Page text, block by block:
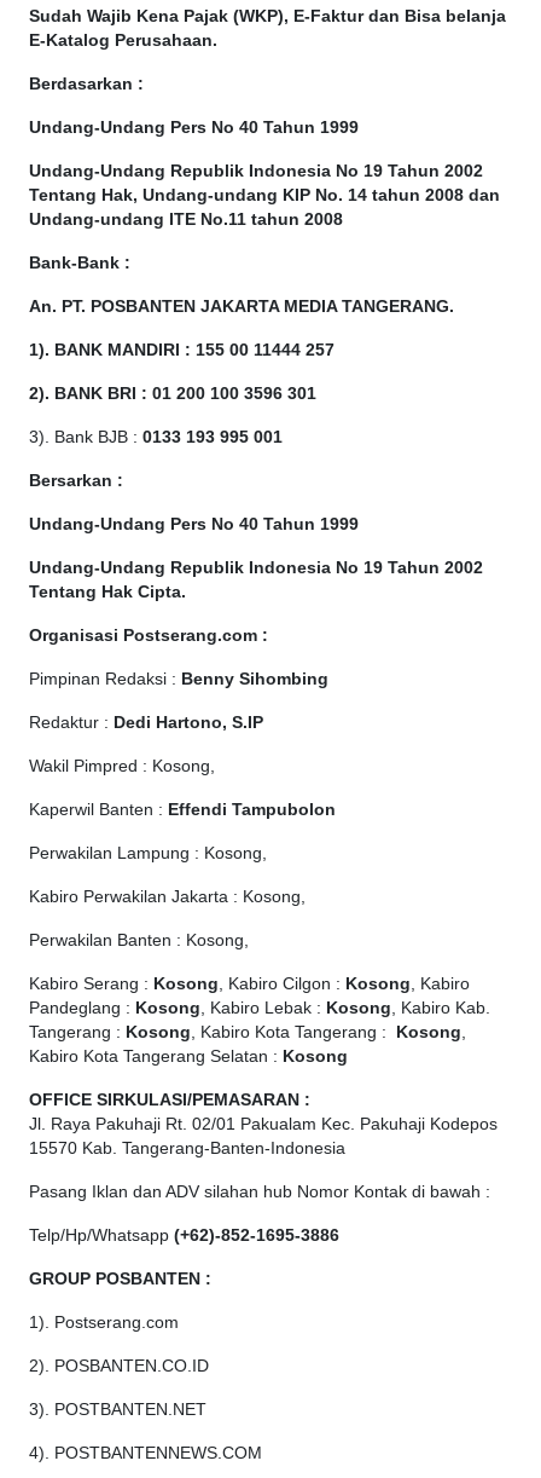
Sudah Wajib Kena Pajak (WKP), E-Faktur dan Bisa belanja
E-Katalog Perusahaan.
Berdasarkan :
Undang-Undang Pers No 40 Tahun 1999
Undang-Undang Republik Indonesia No 19 Tahun 2002
Tentang Hak, Undang-undang KIP No. 14 tahun 2008 dan
Undang-undang ITE No.11 tahun 2008
Bank-Bank :
An. PT. POSBANTEN JAKARTA MEDIA TANGERANG.
1). BANK MANDIRI : 155 00 11444 257
2). BANK BRI : 01 200 100 3596 301
3). Bank BJB : 0133 193 995 001
Bersarkan :
Undang-Undang Pers No 40 Tahun 1999
Undang-Undang Republik Indonesia No 19 Tahun 2002
Tentang Hak Cipta.
Organisasi Postserang.com :
Pimpinan Redaksi : Benny Sihombing
Redaktur : Dedi Hartono, S.IP
Wakil Pimpred : Kosong,
Kaperwil Banten : Effendi Tampubolon
Perwakilan Lampung : Kosong,
Kabiro Perwakilan Jakarta : Kosong,
Perwakilan Banten : Kosong,
Kabiro Serang : Kosong, Kabiro Cilgon : Kosong, Kabiro
Pandeglang : Kosong, Kabiro Lebak : Kosong, Kabiro Kab.
Tangerang : Kosong, Kabiro Kota Tangerang : Kosong,
Kabiro Kota Tangerang Selatan : Kosong
OFFICE SIRKULASI/PEMASARAN :
Jl. Raya Pakuhaji Rt. 02/01 Pakualam Kec. Pakuhaji Kodepos
15570 Kab. Tangerang-Banten-Indonesia
Pasang Iklan dan ADV silahan hub Nomor Kontak di bawah :
Telp/Hp/Whatsapp (+62)-852-1695-3886
GROUP POSBANTEN :
1). Postserang.com
2). POSBANTEN.CO.ID
3). POSTBANTEN.NET
4). POSTBANTENNEWS.COM